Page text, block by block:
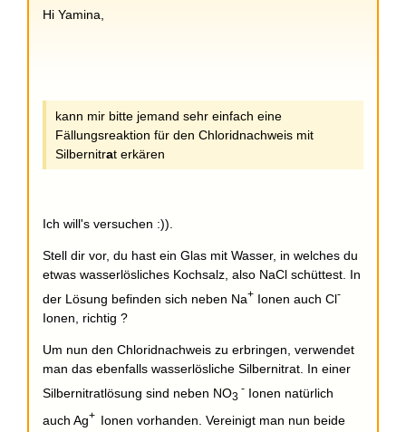
Hi Yamina,
kann mir bitte jemand sehr einfach eine
Fällungsreaktion für den Chloridnachweis mit
Silbernitrat erkären
Ich will's versuchen :)).
Stell dir vor, du hast ein Glas mit Wasser, in welches du
etwas wasserlösliches Kochsalz, also NaCl schüttest. In
der Lösung befinden sich neben Na+ Ionen auch Cl-
Ionen, richtig ?
Um nun den Chloridnachweis zu erbringen, verwendet
man das ebenfalls wasserlösliche Silbernitrat. In einer
Silbernitratlösung sind neben NO3
- Ionen natürlich
auch Ag+ Ionen vorhanden. Vereinigt man nun beide